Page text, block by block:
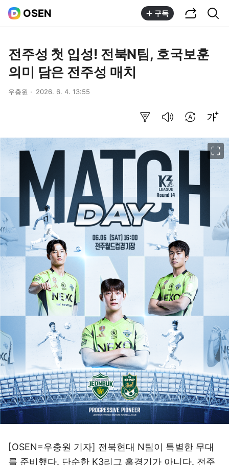
OSEN 구독
전주성 첫 입성! 전북N팀, 호국보훈
의미 담은 전주성 매치
우충원 2026. 6. 4. 13:55
[OSEN=우충원 기자] 전북현대 N팀이 특별한 무대
를 준비했다. 단순한 K3리그 홈경기가 아니다. 전주